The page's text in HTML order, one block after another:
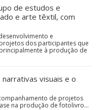
de estudos e
e arte têxtil, com
e
dos participantes que
à produção de
visuais e o
de projetos
na produção de fotolivro...